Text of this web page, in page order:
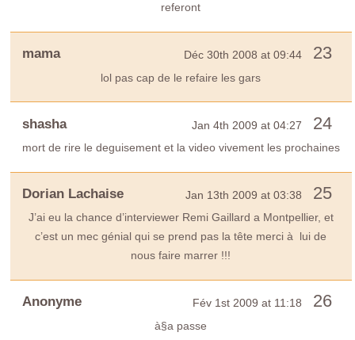
referont
mama Déc 30th 2008 at 09:44 23
lol pas cap de le refaire les gars
shasha Jan 4th 2009 at 04:27 24
mort de rire le deguisement et la video vivement les prochaines
Dorian Lachaise Jan 13th 2009 at 03:38 25
J’ai eu la chance d’interviewer Remi Gaillard a Montpellier, et
c’est un mec génial qui se prend pas la tête merci à lui de
nous faire marrer !!!
Anonyme Fév 1st 2009 at 11:18 26
à§a passe